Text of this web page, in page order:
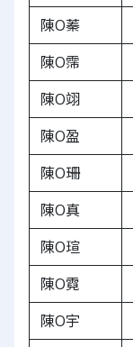
陳O蓁
陳O霈
陳O翊
陳O盈
陳O珊
陳O真
陳O瑄
陳O霓
陳O宇